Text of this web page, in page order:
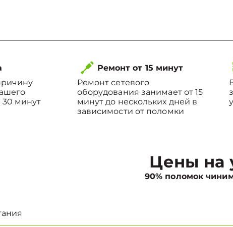
30 минут
Ремонт от 15 минут
Ремонт сетевого
оборудования занимает от 15
минут до нескольких дней в
зависимости от поломки
Цены на
90% поломок